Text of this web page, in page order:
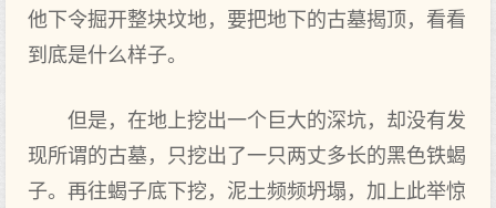
他下令掘开整块坟地，要把地下的古墓揭顶，看看
到底是什么样子。
但是，在地上挖出一个巨大的深坑，却没有发
现所谓的古墓，只挖出了一只两丈多长的黑色铁蝎
子。再往蝎子底下挖，泥土频频坍塌，加上此举惊